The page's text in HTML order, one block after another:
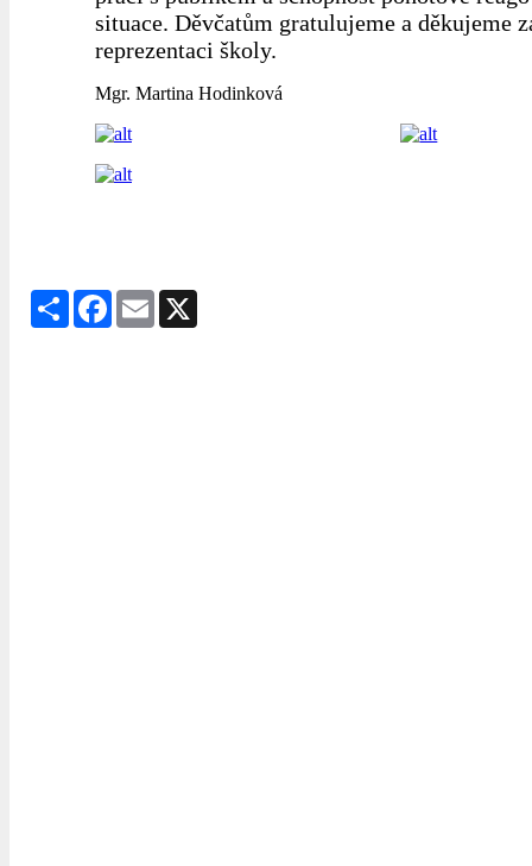
situace. Děvčatům gratulujeme a děkujeme
reprezentaci školy.
Mgr. Martina Hodinková
Share Facebook
Email